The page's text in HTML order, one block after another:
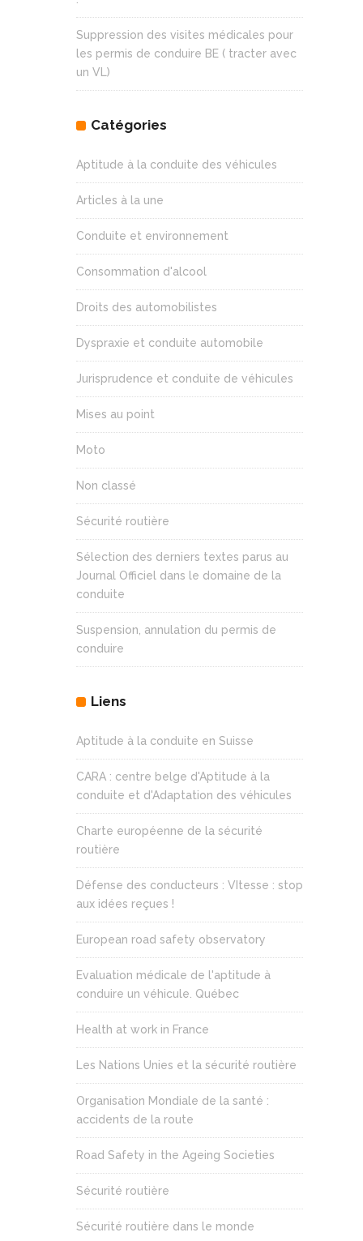
Suppression des visites médicales pour
les permis de conduire BE ( tracter avec
un VL)
Catégories
Aptitude à la conduite des véhicules
Articles à la une
Conduite et environnement
Consommation d'alcool
Droits des automobilistes
Dyspraxie et conduite automobile
Jurisprudence et conduite de véhicules
Mises au point
Moto
Non classé
Sécurité routière
Sélection des derniers textes parus au
Journal Officiel dans le domaine de la
conduite
Suspension, annulation du permis de
conduire
Liens
Aptitude à la conduite en Suisse
CARA : centre belge d'Aptitude à la
conduite et d'Adaptation des véhicules
Charte européenne de la sécurité
routière
Défense des conducteurs : VItesse : stop
aux idées reçues !
European road safety observatory
Evaluation médicale de l'aptitude à
conduire un véhicule. Québec
Health at work in France
Les Nations Unies et la sécurité routière
Organisation Mondiale de la santé :
accidents de la route
Road Safety in the Ageing Societies
Sécurité routière
Sécurité routière dans le monde